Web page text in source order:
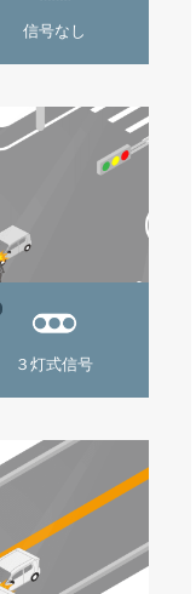
信号なし
３灯式信号